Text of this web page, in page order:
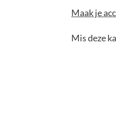
Maak je
Mis deze